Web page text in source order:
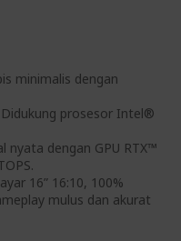
minimalis dengan
Didukung prosesor Intel®
nyata dengan GPU RTX™
16” 16:10, 100%
mulus dan akurat